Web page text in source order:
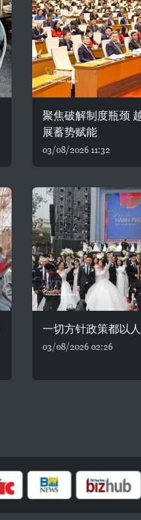
聚焦破解制度瓶颈
展蓄势赋能
03/08/2026 11:32
一切方针政策都以
03/08/2026 02:26